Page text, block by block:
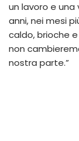
un lavoro e una
anni, nei mesi
caldo, brioche
non
nostra parte.”